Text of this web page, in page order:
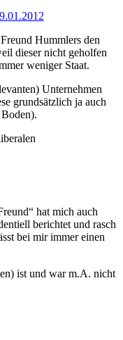
Hummlers den
dieser nicht geholfen
weniger Staat.
Unternehmen
grundsätzlich ja auch
hat mich auch
berichtet und rasch
bei mir immer einen
ist und war m.A. nicht